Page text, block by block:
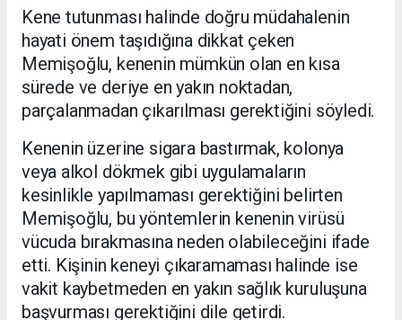
Kene tutunması halinde doğru müdahalenin
hayati önem taşıdığına dikkat çeken
Memişoğlu, kenenin mümkün olan en kısa
sürede ve deriye en yakın noktadan,
parçalanmadan çıkarılması gerektiğini söyledi.
Kenenin üzerine sigara bastırmak, kolonya
veya alkol dökmek gibi uygulamaların
kesinlikle yapılmaması gerektiğini belirten
Memişoğlu, bu yöntemlerin kenenin virüsü
vücuda bırakmasına neden olabileceğini ifade
etti. Kişinin keneyi çıkaramaması halinde ise
vakit kaybetmeden en yakın sağlık kuruluşuna
başvurması gerektiğini dile getirdi.